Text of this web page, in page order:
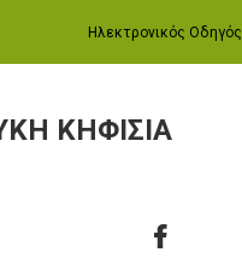
Ηλεκτρονικός Οδηγός
ΚΗΦΙΣΙΑ